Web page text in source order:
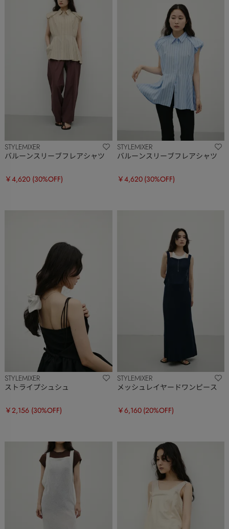
STYLEMIXER
バルーンスリーブフレアシャツ
￥4,620 (30%OFF)
STYLEMIXER
バルーンスリーブフレアシャツ
￥4,620 (30%OFF)
STYLEMIXER
ストライプシュシュ
￥2,156 (30%OFF)
STYLEMIXER
メッシュレイヤードワンピース
￥6,160 (20%OFF)